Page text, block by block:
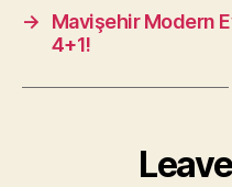
→
Mavişehir Modern
4+1!